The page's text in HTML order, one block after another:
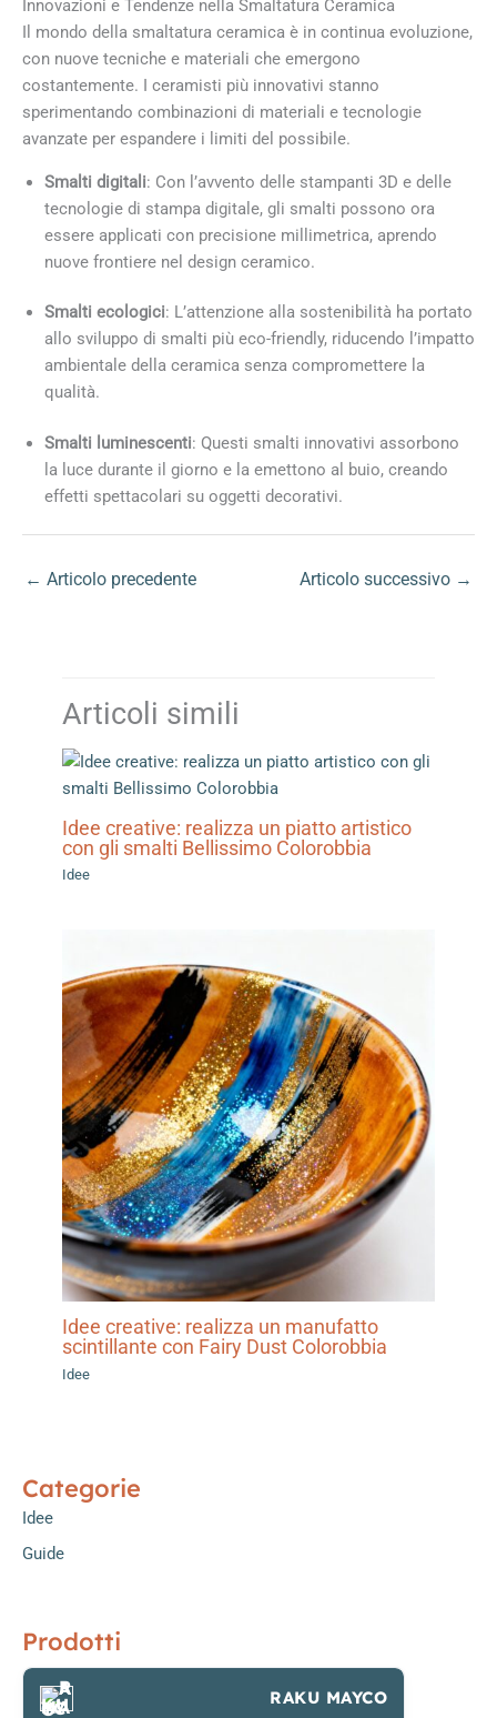
Innovazioni e Tendenze nella Smaltatura Ceramica
Il mondo della smaltatura ceramica è in continua evoluzione,
con nuove tecniche e materiali che emergono
costantemente. I ceramisti più innovativi stanno
sperimentando combinazioni di materiali e tecnologie
avanzate per espandere i limiti del possibile.
Smalti digitali: Con l’avvento delle stampanti 3D e delle
tecnologie di stampa digitale, gli smalti possono ora
essere applicati con precisione millimetrica, aprendo
nuove frontiere nel design ceramico.
Smalti ecologici: L’attenzione alla sostenibilità ha portato
allo sviluppo di smalti più eco-friendly, riducendo l’impatto
ambientale della ceramica senza compromettere la
qualità.
Smalti luminescenti: Questi smalti innovativi assorbono
la luce durante il giorno e la emettono al buio, creando
effetti spettacolari su oggetti decorativi.
← Articolo precedente Articolo successivo →
Articoli simili
Idee creative: realizza un piatto artistico
con gli smalti Bellissimo Colorobbia
Idee
Idee creative: realizza un manufatto
scintillante con Fairy Dust Colorobbia
Idee
Categorie
Idee
Guide
Prodotti
RAKU MAYCO